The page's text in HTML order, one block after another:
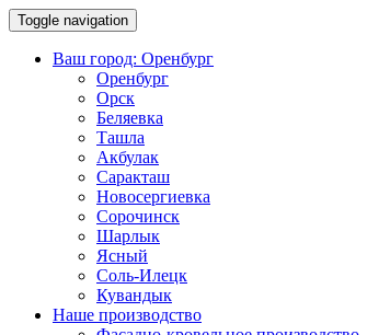
Toggle navigation
Ваш город: Оренбург
Оренбург
Орск
Беляевка
Ташла
Акбулак
Саракташ
Новосергиевка
Сорочинск
Шарлык
Ясный
Соль-Илецк
Кувандык
Наше производство